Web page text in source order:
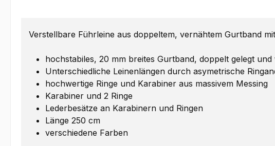
Verstellbare Führleine aus doppeltem, vernähtem Gurtband
hochstabiles, 20 mm breites Gurtband, doppelt gelegt
Unterschiedliche Leinenlängen durch asymetrische
hochwertige Ringe und Karabiner aus massivem Messing
Karabiner und 2 Ringe
Lederbesätze an Karabinern und Ringen
Länge 250 cm
verschiedene Farben